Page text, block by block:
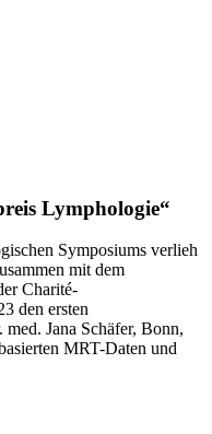
Lymphologie“
Symposiums verlieh
mit dem
Charité-
den ersten
Jana Schäfer, Bonn,
MRT-Daten und